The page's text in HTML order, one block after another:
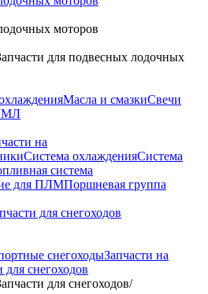
моторов
для подвесных лодочных
Масла и смазкиСвечи
на
Система охлажденияСистема
система
для ПЛМПоршневая группа
для снегоходов
снегоходыЗапчасти на
для снегоходов
для снегоходов/